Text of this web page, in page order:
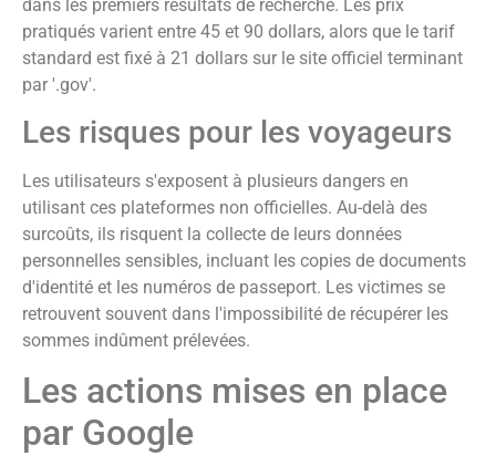
dans les premiers résultats de recherche. Les prix
pratiqués varient entre 45 et 90 dollars, alors que le tarif
standard est fixé à 21 dollars sur le site officiel terminant
par '.gov'.
Les risques pour les voyageurs
Les utilisateurs s'exposent à plusieurs dangers en
utilisant ces plateformes non officielles. Au-delà des
surcoûts, ils risquent la collecte de leurs données
personnelles sensibles, incluant les copies de documents
d'identité et les numéros de passeport. Les victimes se
retrouvent souvent dans l'impossibilité de récupérer les
sommes indûment prélevées.
Les actions mises en place
par Google